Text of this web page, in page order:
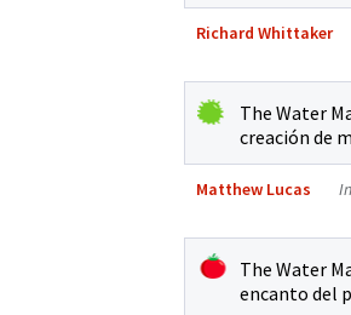
Richard Whittaker
The Water
creación de
Matthew Lucas
The Water
encanto del